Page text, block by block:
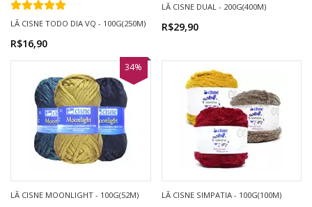
LÃ CISNE TODO DIA VQ - 100G(250M)
R$16,90
LÃ CISNE DUAL - 200G(400M)
R$29,90
LÃ CISNE MOONLIGHT - 100G(52M)
34%
LÃ CISNE SIMPATIA - 100G(100M)